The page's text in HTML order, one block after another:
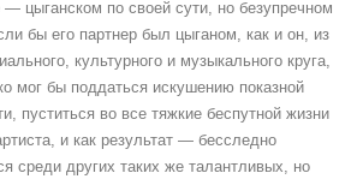
— цыганском по своей сути, но безупречном
бы его партнер был цыганом, как и он, из
культурного и музыкального круга,
мог бы поддаться искушению показной
пуститься во все тяжкие беспутной жизни
и как результат — бесследно
среди других таких же талантливых, но